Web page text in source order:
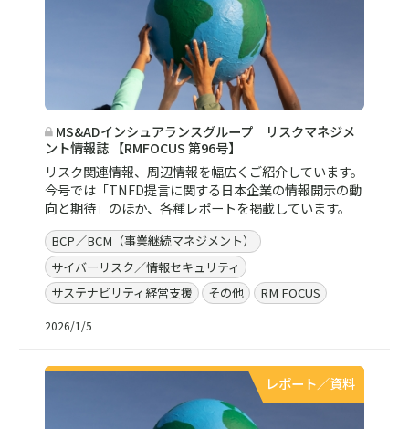
MS&ADインシュアランスグループ リスクマネジメ
ント情報誌 【RMFOCUS 第96号】
リスク関連情報、周辺情報を幅広くご紹介しています。
今号では「TNFD提言に関する日本企業の情報開示の動
向と期待」のほか、各種レポートを掲載しています。
BCP／BCM（事業継続マネジメント）
サイバーリスク／情報セキュリティ
サステナビリティ経営支援
その他 RM FOCUS
2026/1/5
レポート／資料